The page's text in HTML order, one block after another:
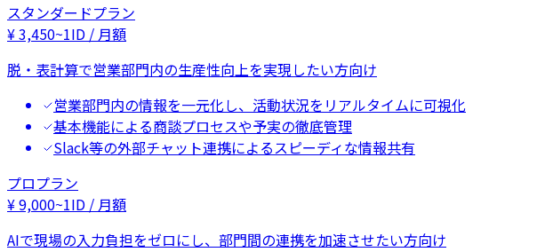
スタンダードプラン
¥3,450~1ID / 月額
脱・表計算で営業部門内の生産性向上を実現したい方向け
営業部門内の情報を一元化し、活動状況をリアルタイムに可視化
基本機能による商談プロセスや予実の徹底管理
Slack等の外部チャット連携によるスピーディな情報共有
プロプラン
¥9,000~1ID / 月額
AIで現場の入力負担をゼロにし、部門間の連携を加速させたい方向け